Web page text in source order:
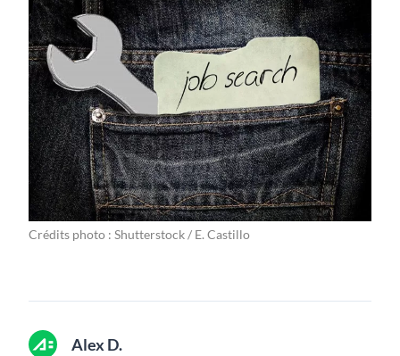
Crédits photo : Shutterstock / E. Castillo
Alex D.